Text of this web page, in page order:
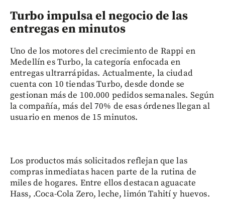
Turbo impulsa el negocio de las
entregas en minutos
Uno de los motores del crecimiento de Rappi en
Medellín es Turbo, la categoría enfocada en
entregas ultrarrápidas. Actualmente, la ciudad
cuenta con 10 tiendas Turbo, desde donde se
gestionan más de 100.000 pedidos semanales. Según
la compañía, más del 70% de esas órdenes llegan al
usuario en menos de 15 minutos.
Los productos más solicitados reflejan que las
compras inmediatas hacen parte de la rutina de
miles de hogares. Entre ellos destacan aguacate
Hass, .Coca-Cola Zero, leche, limón Tahití y huevos.